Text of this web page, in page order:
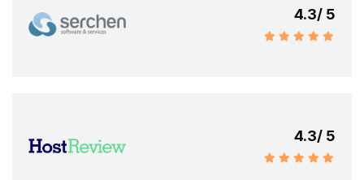
4.3/ 5
4.3/ 5